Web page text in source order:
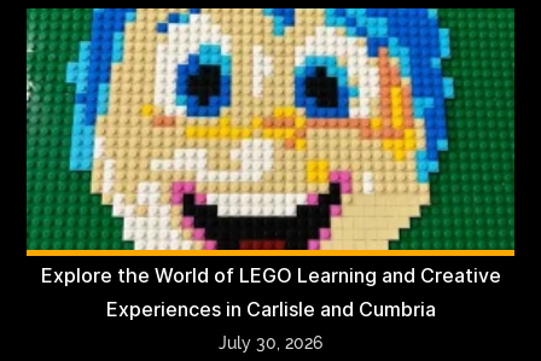
Explore the World of LEGO Learning and Creative
Experiences in Carlisle and Cumbria
July 30, 2026